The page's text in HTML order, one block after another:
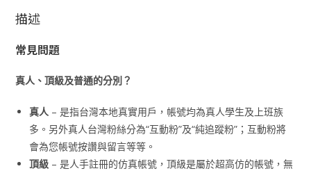
描述
常見問題
真人、頂級及普通的分別？
真人 – 是指台灣本地真實用戶，帳號均為真人學生及上班族
多。另外真人台灣粉絲分為“互動粉”及“純追蹤粉”；互動粉將
會為您帳號按讚與留言等等。
頂級 – 是人手註冊的仿真帳號，頂級是屬於超高仿的帳號，無